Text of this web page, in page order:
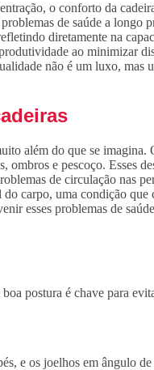
o conforto da
de saúde a longo
diretamente na
ao minimizar
não é um luxo, mas
além do que se imagina.
e pescoço. Esses
de circulação nas
carpo, uma condição
esses problemas de
postura é chave para
e os joelhos em ângulo